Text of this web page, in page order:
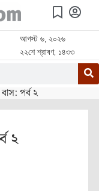
আগস্ট ৬, ২০২৬
২২শে শ্রাবণ, ১৪৩৩
পর্ব ২
২